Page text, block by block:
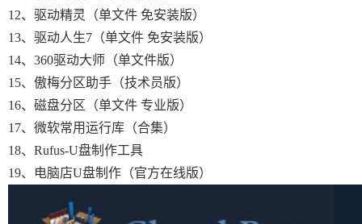
12、驱动精灵（单文件 免安装版）
13、驱动人生7（单文件 免安装版）
14、360驱动大师（单文件版）
15、傲梅分区助手（技术员版）
16、磁盘分区（单文件 专业版）
17、微软常用运行库（合集）
18、Rufus-U盘制作工具
19、电脑店U盘制作（官方在线版）